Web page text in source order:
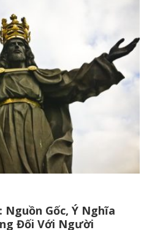
Nguồn Gốc, Ý Nghĩa
Đối Với Người